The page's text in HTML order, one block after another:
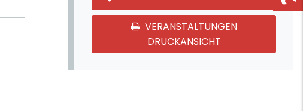
VERANSTALTUNGEN
DRUCKANSICHT